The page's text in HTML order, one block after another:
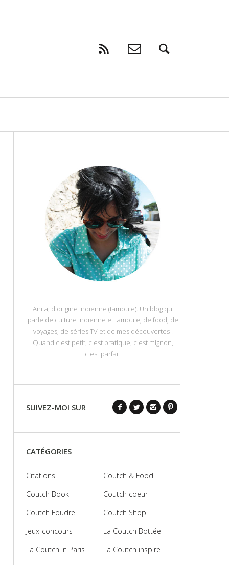
Anita, d'origine indienne (tamoule). Un blog qui
parle de culture indienne et tamoule, de food, de
voyages, de séries TV et de mes découvertes !
Quand c'est petit, c'est pratique, c'est mignon,
c'est parfait.
SUIVEZ-MOI SUR
CATÉGORIES
Citations
Coutch & Food
Coutch Book
Coutch coeur
Coutch Foudre
Coutch Shop
Jeux-concours
La Coutch Bottée
La Coutch in Paris
La Coutch inspire